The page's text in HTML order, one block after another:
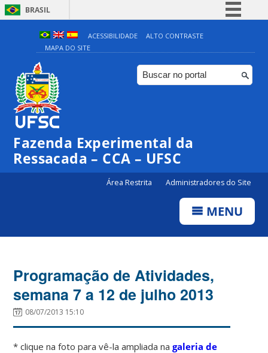
BRASIL
Simplifique!
Comunica BR
Participe
ACESSIBILIDADE
ALTO CONTRASTE
MAPA DO SITE
Fazenda Experimental da
Ressacada – CCA – UFSC
Área Restrita Administradores do Site
MENU
Programação de Atividades,
semana 7 a 12 de julho 2013
08/07/2013 15:10
* clique na foto para vê-la ampliada nagaleria de